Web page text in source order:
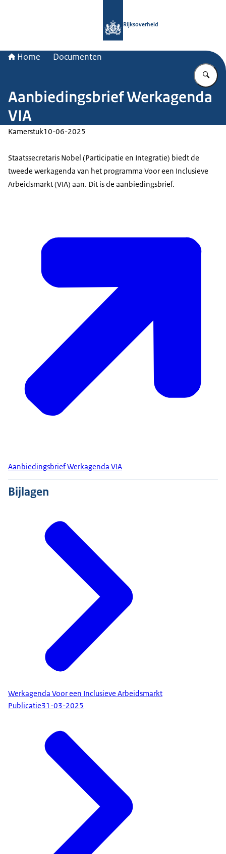
Rijksoverheid
Home Documenten
Aanbiedingsbrief Werkagenda
VIA
Kamerstuk10-06-2025
Staatssecretaris Nobel (Participatie en Integratie) biedt de
tweede werkagenda van het programma Voor een Inclusieve
Arbeidsmarkt (VIA) aan. Dit is de aanbiedingsbrief.
Aanbiedingsbrief Werkagenda VIA
Bijlagen
Werkagenda Voor een Inclusieve Arbeidsmarkt
Publicatie31-03-2025